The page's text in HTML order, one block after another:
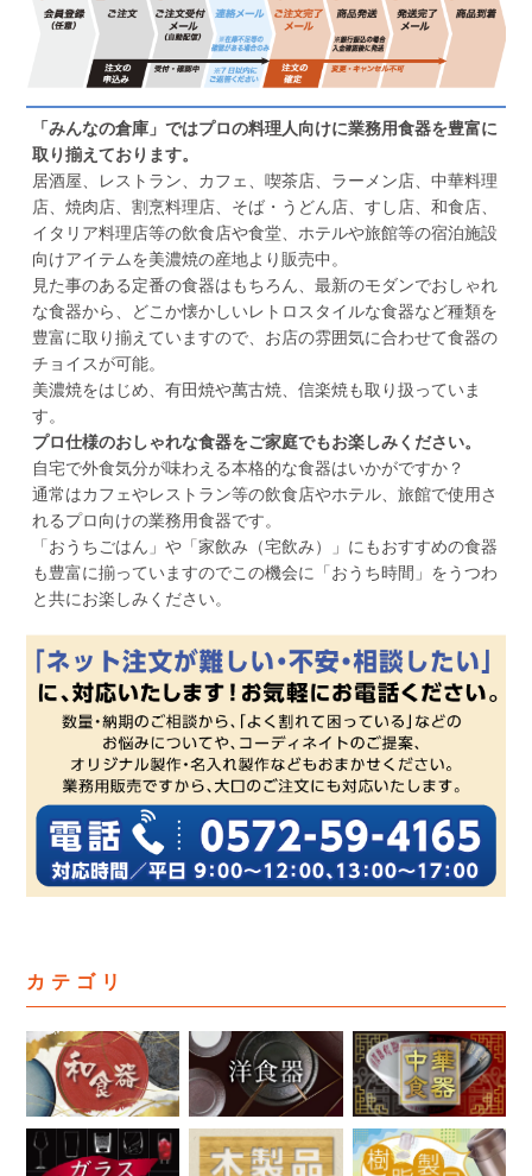
「みんなの倉庫」ではプロの料理人向けに業務用食器を豊富に
取り揃えております。
居酒屋、レストラン、カフェ、喫茶店、ラーメン店、中華料理
店、焼肉店、割烹料理店、そば・うどん店、すし店、和食店、
イタリア料理店等の飲食店や食堂、ホテルや旅館等の宿泊施設
向けアイテムを美濃焼の産地より販売中。
見た事のある定番の食器はもちろん、最新のモダンでおしゃれ
な食器から、どこか懐かしいレトロスタイルな食器など種類を
豊富に取り揃えていますので、お店の雰囲気に合わせて食器の
チョイスが可能。
美濃焼をはじめ、有田焼や萬古焼、信楽焼も取り扱っていま
す。
プロ仕様のおしゃれな食器をご家庭でもお楽しみください。
自宅で外食気分が味わえる本格的な食器はいかがですか？
通常はカフェやレストラン等の飲食店やホテル、旅館で使用さ
れるプロ向けの業務用食器です。
「おうちごはん」や「家飲み（宅飲み）」にもおすすめの食器
も豊富に揃っていますのでこの機会に「おうち時間」をうつわ
と共にお楽しみください。
カテゴリ